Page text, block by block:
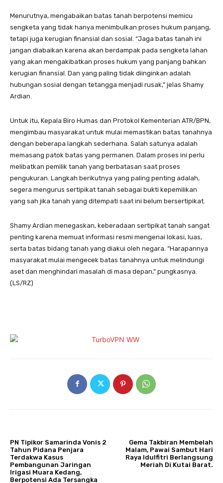
Menurutnya, mengabaikan batas tanah berpotensi memicu
sengketa yang tidak hanya menimbulkan proses hukum panjang,
tetapi juga kerugian finansial dan sosial. “Jaga batas tanah ini
jangan diabaikan karena akan berdampak pada sengketa lahan
yang akan mengakibatkan proses hukum yang panjang bahkan
kerugian finansial. Dan yang paling tidak diinginkan adalah
hubungan sosial dengan tetangga menjadi rusak,” jelas Shamy
Ardian.
Untuk itu, Kepala Biro Humas dan Protokol Kementerian ATR/BPN,
mengimbau masyarakat untuk mulai memastikan batas tanahnya
dengan beberapa langkah sederhana. Salah satunya adalah
memasang patok batas yang permanen. Dalam proses ini perlu
melibatkan pemilik tanah yang berbatasan saat proses
pengukuran. Langkah berikutnya yang paling penting adalah,
segera mengurus sertipikat tanah sebagai bukti kepemilikan
yang sah jika tanah yang ditempati saat ini belum bersertipikat.
Shamy Ardian menegaskan, keberadaan sertipikat tanah sangat
penting karena memuat informasi resmi mengenai lokasi, luas,
serta batas bidang tanah yang diakui oleh negara. “Harapannya
masyarakat mulai mengecek batas tanahnya untuk melindungi
aset dan menghindari masalah di masa depan,” pungkasnya.
(LS/RZ)
PN Tipikor Samarinda Vonis 2
Tahun Pidana Penjara
Terdakwa Kasus
Pembangunan Jaringan
Irigasi Muara Kedang,
Berpotensi Ada Tersangka
Gema Takbiran Membelah
Malam, Pawai Sambut Hari
Raya Idulfitri Berlangsung
Meriah Di Kutai Barat.